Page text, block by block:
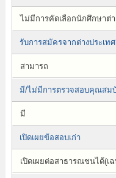
ไม่มีการคัดเลือกนักศึกษาต่
รับการสมัครจากต่างประเทศ
สามารถ
มี/ไม่มีการตรวจสอบคุณสม
มี
เปิดเผยข้อสอบเก่า
เปิดเผยต่อสาธารณชนได้(เ